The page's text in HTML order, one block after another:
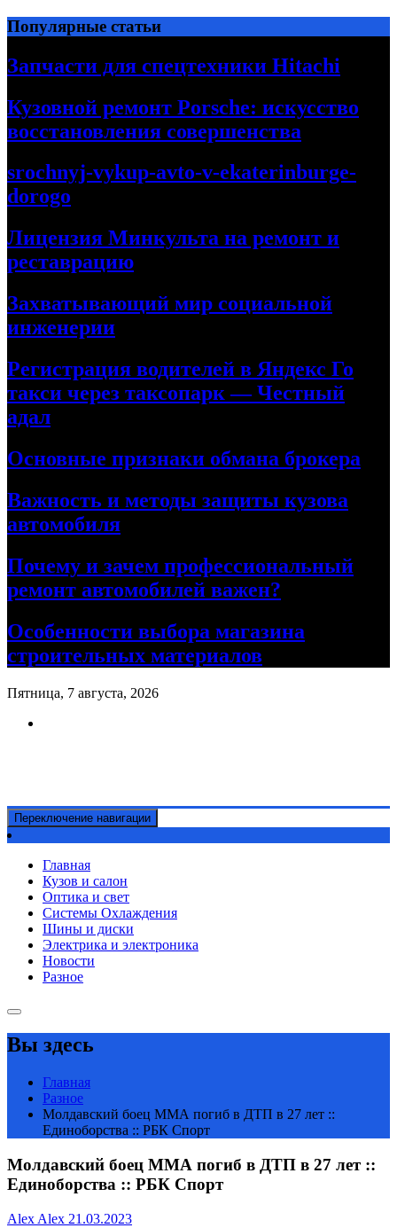
Перейти
к
содержимому
Популярные статьи
Запчасти для спецтехники Hitachi
Кузовной ремонт Porsche: искусство
восстановления совершенства
srochnyj-vykup-avto-v-ekaterinburge-
dorogo
Лицензия Минкульта на ремонт и
реставрацию
Захватывающий мир социальной
инженерии
Регистрация водителей в Яндекс Го
такси через таксопарк — Честный
адал
Основные признаки обмана брокера
Важность и методы защиты кузова
автомобиля
Почему и зачем профессиональный
ремонт автомобилей важен?
Особенности выбора магазина
строительных материалов
Пятница, 7 августа, 2026
Переключение навигации
Главная
Кузов и салон
Оптика и свет
Системы Охлаждения
Шины и диски
Электрика и электроника
Новости
Разное
Вы здесь
Главная
Разное
Молдавский боец ММА погиб в ДТП в 27 лет ::
Единоборства :: РБК Спорт
Молдавский боец ММА погиб в ДТП в 27 лет ::
Единоборства :: РБК Спорт
Alex Alex 21.03.2023